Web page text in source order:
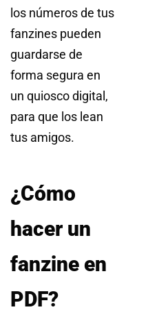
los números de tus
fanzines pueden
guardarse de
forma segura en
un quiosco digital,
para que los lean
tus amigos.
¿Cómo
hacer un
fanzine en
PDF?